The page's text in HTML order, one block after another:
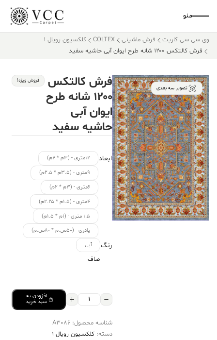
منو
وی سی سی کارپت فرش ماشینی COLTEX
کلکسیون رویال 1
فرش کالتکس ۱۲۰۰ شانه طرح ایوان آبی حاشیه سفید
تصویر سه بعدی
فرش کالتکس
۱۲۰۰ شانه طرح
ایوان آبی
حاشیه سفید
فروش ویژه!
ابعاد
۱۲متری - (۳م * ۴م)
۹متری - (۳.۵م * ۲.۵م)
۶متری - (۳م * ۲م)
۴متری - (۱.۵م * ۲.۲۵م)
۱.۵ متری - (۱م * ۱.۵م)
پادری - (۵۰س.م * ۸۰س.م)
رنگ آبی
صاف
فرش
۱۲۰۰
افزودن به
سبد خرید
شناسه محصول: A3086
دسته: کلکسیون رویال 1